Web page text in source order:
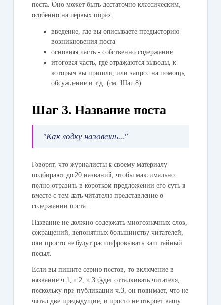
поста. Оно может быть достаточно классическим,
особенно на первых порах:
введение, где вы описываете предысторию
возникновения поста
основная часть - собственно содержание
итоговая часть, где отражаются выводы, к
которым вы пришли, или запрос на помощь,
обсуждение и т.д. (см. Шаг 8)
Шаг 3. Название поста
"Как лодку назовешь..."
Говорят, что журналисты к своему материалу
подбирают до 20 названий, чтобы максимально
полно отразить в коротком предложении его суть и
вместе с тем дать читателю представление о
содержании поста.
Название не должно содержать многозначных слов,
сокращений, непонятных большинству читателей,
они просто не будут расшифровывать ваш тайный
посыл.
Если вы пишите серию постов, то включение в
название ч.1, ч.2, ч.3 будет отталкивать читателя,
поскольку при публикации ч.3, он понимает, что не
читал две предыдущие, и просто не откроет вашу